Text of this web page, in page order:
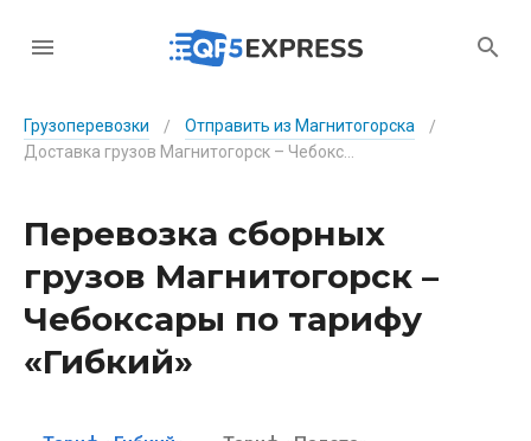
Грузоперевозки / Отправить из Магнитогорска
/
Перевозка сборных
грузов Магнитогорск –
Чебоксары по тарифу
«Гибкий»